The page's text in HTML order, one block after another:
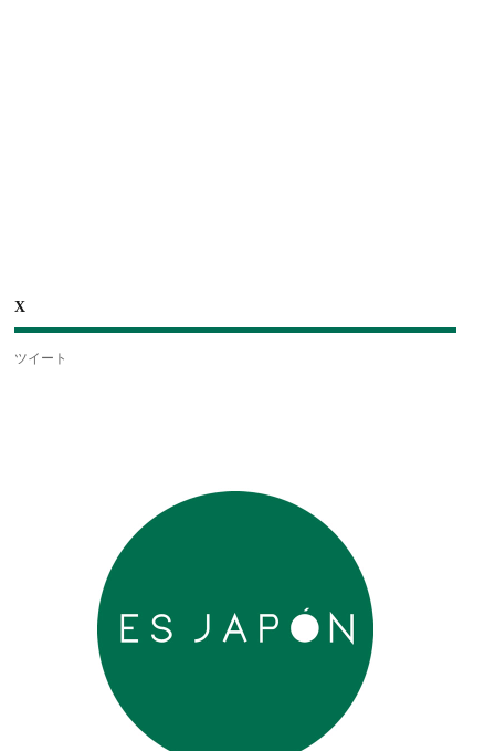
X
ツイート